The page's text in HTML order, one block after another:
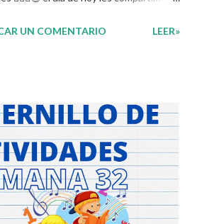
los docentes ya que es el
todos los conocimientos que se
forma asentar el conocimiento entre
a los creadores de estos increibles
su dedicacion y trabajo podemos gozar
recuerden que nosotros solo
educativos, didácticos e informativos.
UN COMENTARIO LEER»